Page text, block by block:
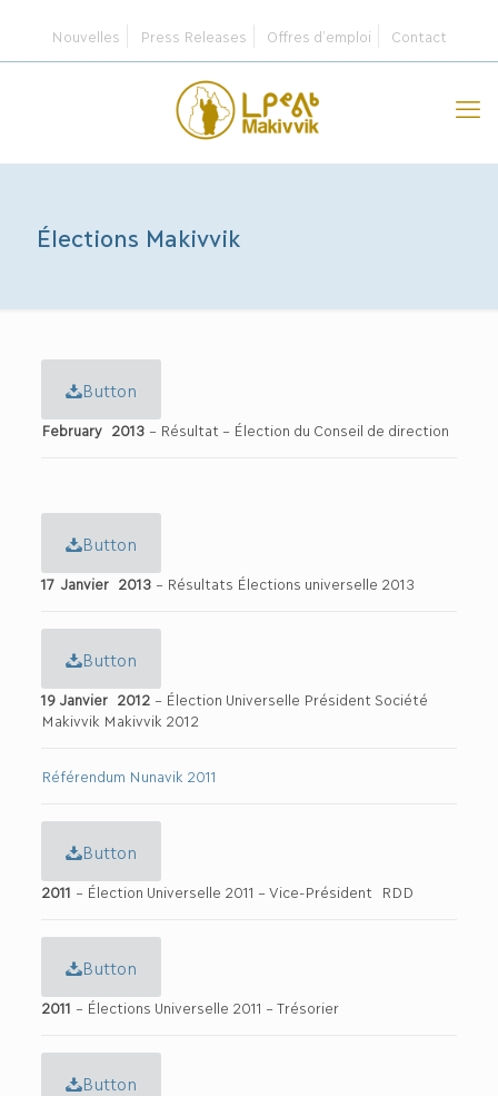
Nouvelles Press Releases Offres d’emploi Contact
Élections Makivvik
Button
February 2013– Résultat – Élection du Conseil de direction
Button
17 Janvier 2013– Résultats Élections universelle 2013
Button
19 Janvier 2012– Élection Universelle Président Société
Makivvik Makivvik 2012
Référendum Nunavik 2011
Button
2011 – Élection Universelle 2011 – Vice-Président RDD
Button
2011 – Élections Universelle 2011 – Trésorier
Button